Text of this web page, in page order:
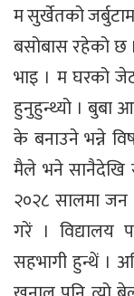
म सुर्खेतको
बसोबास रहेको छ
भाइ । म घरको
हुनुहुन्थ्यो । बुबा
के बनाउने भन्ने
मैले भने सानैदेखि
२०२८ सालमा जन
गरें । विद्यालय
सहभागी हुन्थें ।